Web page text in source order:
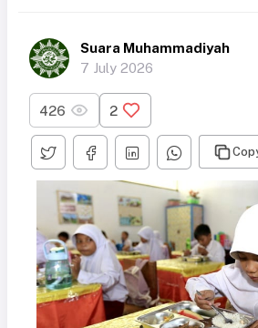
Suara Muhammadiyah
7 July 2026
426 2